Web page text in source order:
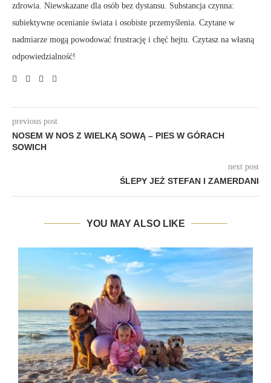
zdrowia. Niewskazane dla osób bez dystansu. Substancja czynna:
subiektywne ocenianie świata i osobiste przemyślenia. Czytane w
nadmiarze mogą powodować frustrację i chęć hejtu. Czytasz na własną
odpowiedzialność!
previous post
NOSEM W NOS Z WIELKĄ SOWĄ – PIES W GÓRACH
SOWICH
next post
ŚLEPY JEŻ STEFAN I ZAMERDANI
YOU MAY ALSO LIKE